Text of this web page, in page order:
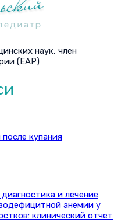
наук, член
(EAP)
купания
и лечение
анемии у
клинический отчет